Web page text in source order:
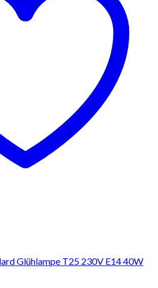
Glühlampe T25 230V E14 40W